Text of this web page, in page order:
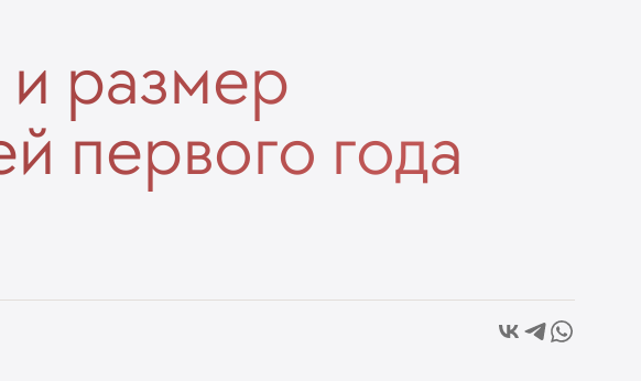
размер
первого года